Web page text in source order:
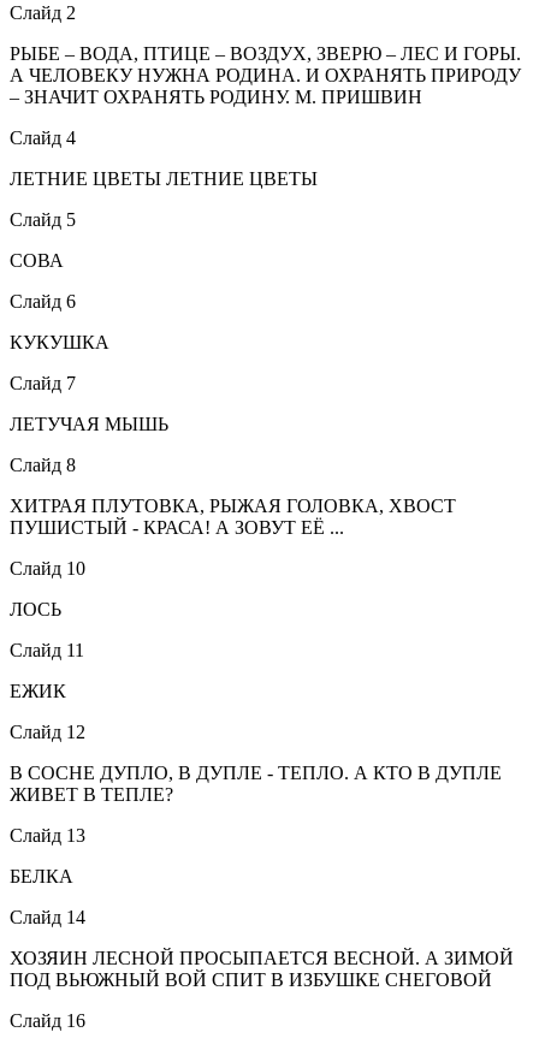
Слайд 2
РЫБЕ – ВОДА, ПТИЦЕ – ВОЗДУХ, ЗВЕРЮ – ЛЕС И ГОРЫ.
А ЧЕЛОВЕКУ НУЖНА РОДИНА. И ОХРАНЯТЬ ПРИРОДУ
– ЗНАЧИТ ОХРАНЯТЬ РОДИНУ. М. ПРИШВИН
Слайд 4
ЛЕТНИЕ ЦВЕТЫ ЛЕТНИЕ ЦВЕТЫ
Слайд 5
СОВА
Слайд 6
КУКУШКА
Слайд 7
ЛЕТУЧАЯ МЫШЬ
Слайд 8
ХИТРАЯ ПЛУТОВКА, РЫЖАЯ ГОЛОВКА, ХВОСТ
ПУШИСТЫЙ - КРАСА! А ЗОВУТ ЕЁ ...
Слайд 10
ЛОСЬ
Слайд 11
ЕЖИК
Слайд 12
В СОСНЕ ДУПЛО, В ДУПЛЕ - ТЕПЛО. А КТО В ДУПЛЕ
ЖИВЕТ В ТЕПЛЕ?
Слайд 13
БЕЛКА
Слайд 14
ХОЗЯИН ЛЕСНОЙ ПРОСЫПАЕТСЯ ВЕСНОЙ. А ЗИМОЙ
ПОД ВЬЮЖНЫЙ ВОЙ СПИТ В ИЗБУШКЕ СНЕГОВОЙ
Слайд 16